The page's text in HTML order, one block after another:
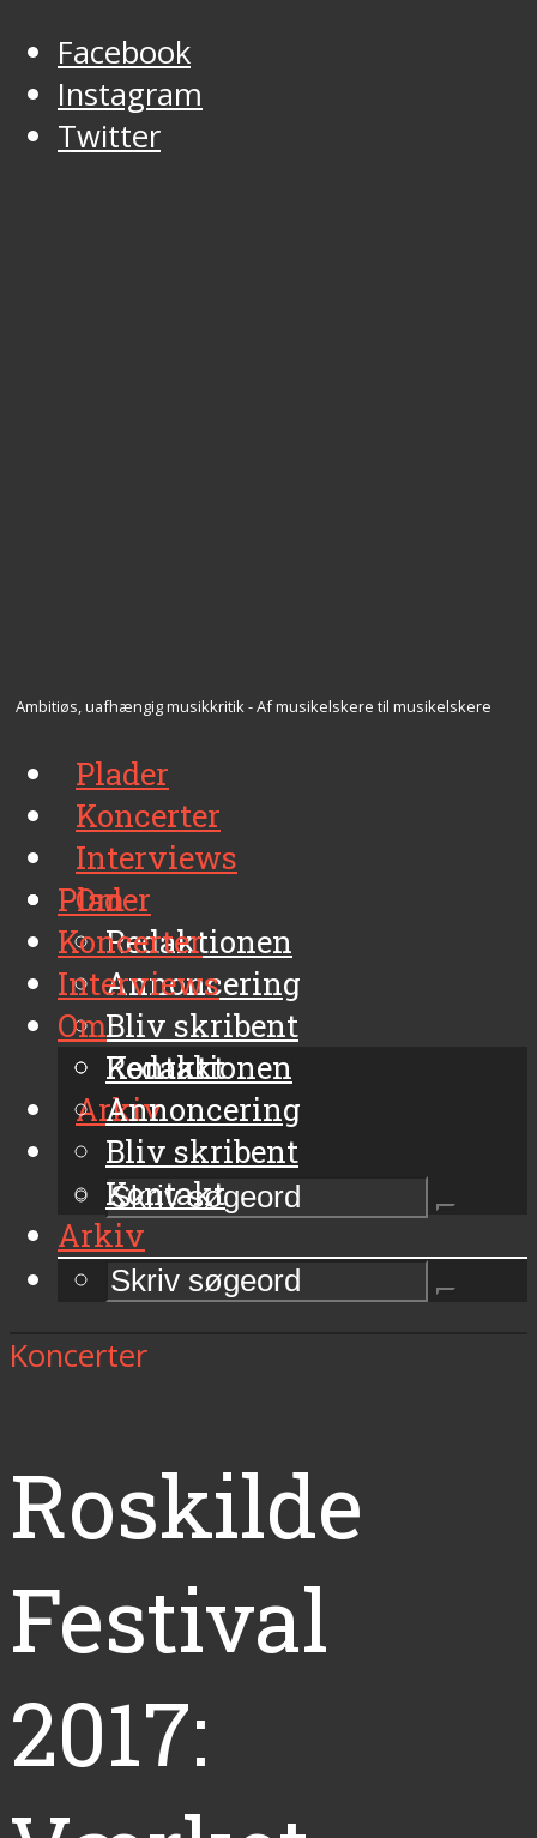
Facebook
Instagram
Twitter
Ambitiøs, uafhængig musikkritik - Af musikelskere til musikelskere
Plader
Koncerter
Interviews
Om
Redaktionen
Annoncering
Bliv skribent
Kontakt
Arkiv
Plader
Koncerter
Interviews
Om
Redaktionen
Annoncering
Bliv skribent
Kontakt
Arkiv
Koncerter
Roskilde
Festival
2017: